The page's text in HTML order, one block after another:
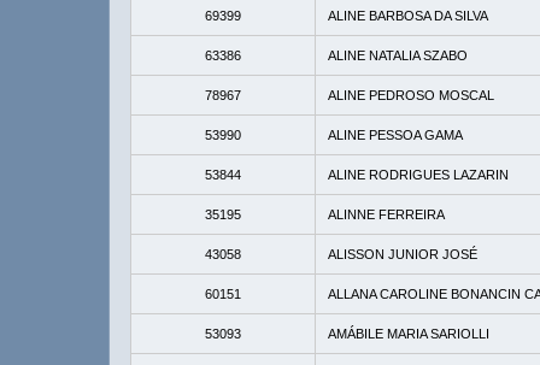
69399 ALINE BARBOSA DA SILVA
63386 ALINE NATALIA SZABO
78967 ALINE PEDROSO MOSCAL
53990 ALINE PESSOA GAMA
53844 ALINE RODRIGUES LAZARIN
35195 ALINNE FERREIRA
43058 ALISSON JUNIOR JOSÉ
60151 ALLANA CAROLINE BONANCIN
53093 AMÁBILE MARIA SARIOLLI